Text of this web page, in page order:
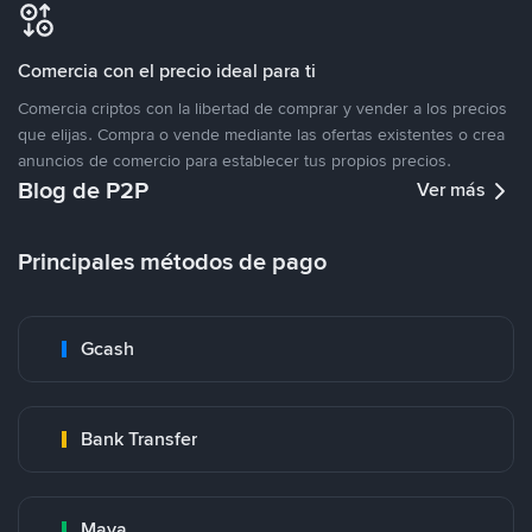
Comercia con el precio ideal para ti
Comercia criptos con la libertad de comprar y vender a los precios
que elijas. Compra o vende mediante las ofertas existentes o crea
anuncios de comercio para establecer tus propios precios.
Blog de P2P Ver más
Principales métodos de pago
Gcash
Bank Transfer